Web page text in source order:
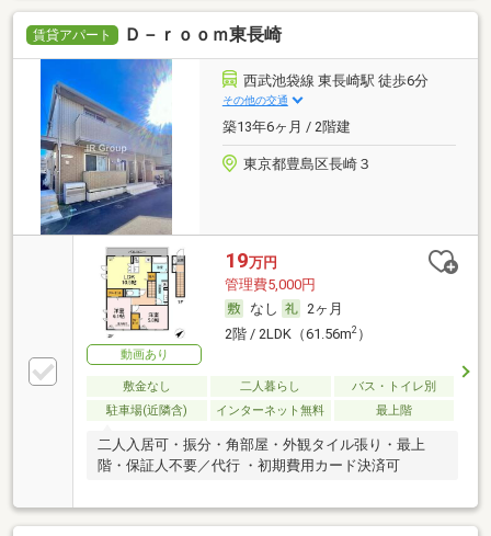
賃貸アパート Ｄ－ｒｏｏｍ東長崎
西武池袋線 東長崎駅 徒歩6分
その他の交通
築13年6ヶ月 / 2階建
東京都豊島区長崎３
動画あり
19万円
管理費5,000円
なし
2ヶ月
2階 / 2LDK（61.56m2）
敷金なし 二人暮らし
バス・トイレ別
駐車場(近隣含)
インターネット無料 最上階
二人入居可・振分・角部屋・外観タイル張り・最上
階・保証人不要／代行 ・初期費用カード決済可